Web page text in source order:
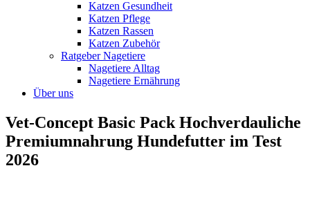
Katzen Gesundheit
Katzen Pflege
Katzen Rassen
Katzen Zubehör
Ratgeber Nagetiere
Nagetiere Alltag
Nagetiere Ernährung
Über uns
Vet-Concept Basic Pack Hochverdauliche
Premiumnahrung Hundefutter im Test
2026